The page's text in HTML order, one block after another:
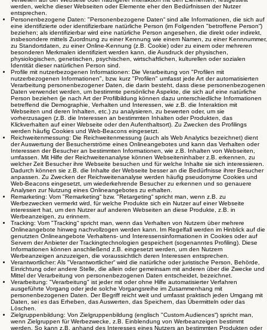
werden, welche dieser Webseiten oder Elemente eher den Bedürfnissen der Nutzer
entsprechen.
Personenbezogene Daten: "Personenbezogene Daten“ sind alle Informationen, die sich auf
eine identifizierte oder identifizierbare natürliche Person (im Folgenden "betroffene Person“)
beziehen; als identifizierbar wird eine natürliche Person angesehen, die direkt oder indirekt,
insbesondere mittels Zuordnung zu einer Kennung wie einem Namen, zu einer Kennnummer,
zu Standortdaten, zu einer Online-Kennung (z.B. Cookie) oder zu einem oder mehreren
besonderen Merkmalen identifiziert werden kann, die Ausdruck der physischen,
physiologischen, genetischen, psychischen, wirtschaftlichen, kulturellen oder sozialen
Identität dieser natürlichen Person sind.
Profile mit nutzerbezogenen Informationen: Die Verarbeitung von "Profilen mit
nutzerbezogenen Informationen", bzw. kurz "Profilen" umfasst jede Art der automatisierten
Verarbeitung personenbezogener Daten, die darin besteht, dass diese personenbezogenen
Daten verwendet werden, um bestimmte persönliche Aspekte, die sich auf eine natürliche
Person beziehen (je nach Art der Profilbildung können dazu unterschiedliche Informationen
betreffend die Demographie, Verhalten und Interessen, wie z.B. die Interaktion mit
Webseiten und deren Inhalten, etc.) zu analysieren, zu bewerten oder, um sie
vorherzusagen (z.B. die Interessen an bestimmten Inhalten oder Produkten, das
Klickverhalten auf einer Webseite oder den Aufenthaltsort). Zu Zwecken des Profilings
werden häufig Cookies und Web-Beacons eingesetzt.
Reichweitenmessung: Die Reichweitenmessung (auch als Web Analytics bezeichnet) dient
der Auswertung der Besucherströme eines Onlineangebotes und kann das Verhalten oder
Interessen der Besucher an bestimmten Informationen, wie z.B. Inhalten von Webseiten,
umfassen. Mit Hilfe der Reichweitenanalyse können Webseiteninhaber z.B. erkennen, zu
welcher Zeit Besucher ihre Webseite besuchen und für welche Inhalte sie sich interessieren.
Dadurch können sie z.B. die Inhalte der Webseite besser an die Bedürfnisse ihrer Besucher
anpassen. Zu Zwecken der Reichweitenanalyse werden häufig pseudonyme Cookies und
Web-Beacons eingesetzt, um wiederkehrende Besucher zu erkennen und so genauere
Analysen zur Nutzung eines Onlineangebotes zu erhalten.
Remarketing: Vom "Remarketing“ bzw. "Retargeting“ spricht man, wenn z.B. zu
Werbezwecken vermerkt wird, für welche Produkte sich ein Nutzer auf einer Webseite
interessiert hat, um den Nutzer auf anderen Webseiten an diese Produkte, z.B. in
Werbeanzeigen, zu erinnern.
Tracking: Vom "Tracking“ spricht man, wenn das Verhalten von Nutzern über mehrere
Onlineangebote hinweg nachvollzogen werden kann. Im Regelfall werden im Hinblick auf die
genutzten Onlineangebote Verhaltens- und Interessensinformationen in Cookies oder auf
Servern der Anbieter der Trackingtechnologien gespeichert (sogenanntes Profiling). Diese
Informationen können anschließend z.B. eingesetzt werden, um den Nutzern
Werbeanzeigen anzuzeigen, die voraussichtlich deren Interessen entsprechen.
Verantwortlicher: Als "Verantwortlicher“ wird die natürliche oder juristische Person, Behörde,
Einrichtung oder andere Stelle, die allein oder gemeinsam mit anderen über die Zwecke und
Mittel der Verarbeitung von personenbezogenen Daten entscheidet, bezeichnet.
Verarbeitung: "Verarbeitung" ist jeder mit oder ohne Hilfe automatisierter Verfahren
ausgeführte Vorgang oder jede solche Vorgangsreihe im Zusammenhang mit
personenbezogenen Daten. Der Begriff reicht weit und umfasst praktisch jeden Umgang mit
Daten, sei es das Erheben, das Auswerten, das Speichern, das Übermitteln oder das
Löschen.
Zielgruppenbildung: Von Zielgruppenbildung (englisch "Custom Audiences“) spricht man,
wenn Zielgruppen für Werbezwecke, z.B. Einblendung von Werbeanzeigen bestimmt
werden. So kann z.B. anhand des Interesses eines Nutzers an bestimmten Produkten oder